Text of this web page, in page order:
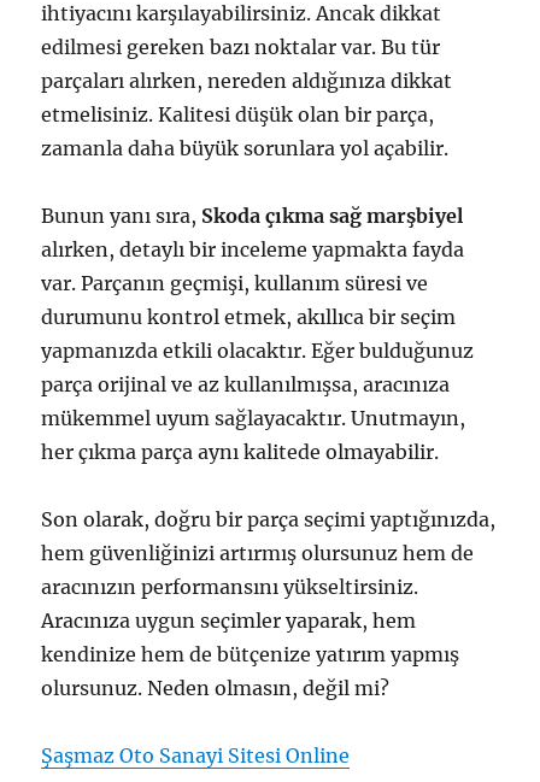
ihtiyacını karşılayabilirsiniz. Ancak dikkat
edilmesi gereken bazı noktalar var. Bu tür
parçaları alırken, nereden aldığınıza dikkat
etmelisiniz. Kalitesi düşük olan bir parça,
zamanla daha büyük sorunlara yol açabilir.
Bunun yanı sıra, Skoda çıkma sağ marşbiyel
alırken, detaylı bir inceleme yapmakta fayda
var. Parçanın geçmişi, kullanım süresi ve
durumunu kontrol etmek, akıllıca bir seçim
yapmanızda etkili olacaktır. Eğer bulduğunuz
parça orijinal ve az kullanılmışsa, aracınıza
mükemmel uyum sağlayacaktır. Unutmayın,
her çıkma parça aynı kalitede olmayabilir.
Son olarak, doğru bir parça seçimi yaptığınızda,
hem güvenliğinizi artırmış olursunuz hem de
aracınızın performansını yükseltirsiniz.
Aracınıza uygun seçimler yaparak, hem
kendinize hem de bütçenize yatırım yapmış
olursunuz. Neden olmasın, değil mi?
Şaşmaz Oto Sanayi Sitesi Online